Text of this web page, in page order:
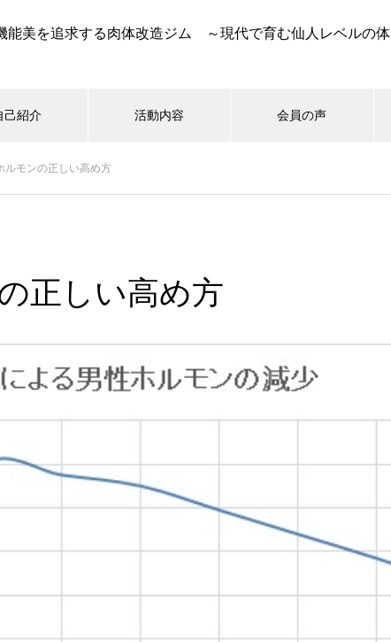
能美を追求する肉体改造ジム ～現代で育む仙人レベルの体
己紹介 活動内容 会員の声
ルモンの正しい高め方
正しい高め方